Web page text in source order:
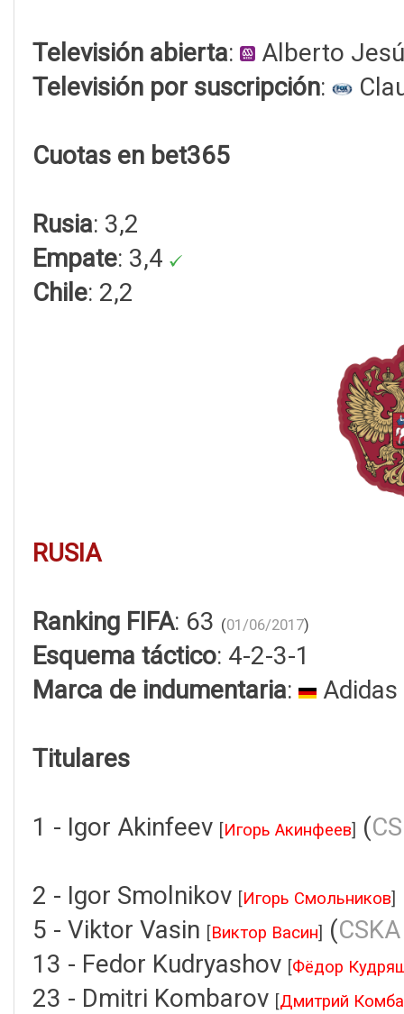
Televisión abierta:
Alberto
Televisión por suscripción:
Cuotas en bet365
Rusia: 3,2
Empate: 3,4
Chile: 2,2
RUSIA
Ranking FIFA: 63 (01/06/2017)
Esquema táctico: 4-2-3-1
Marca de indumentaria: Adidas
Titulares
1 - Igor Akinfeev [Игорь Акинфеев] (
2 - Igor Smolnikov [Игорь Смольников]
5 - Viktor Vasin [Виктор Васин] (
13 - Fedor Kudryashov [Фёдор
23 - Dmitri Kombarov [Дмитрий